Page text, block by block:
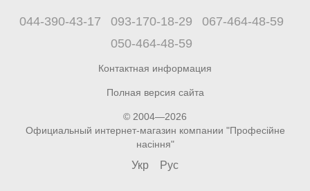
044-390-43-17 093-170-18-29
067-464-48-59
050-464-48-59
Контактная информация
Полная версия сайта
© 2004—2026
Официальный интернет-магазин компании "Професійне
насіння"
Укр Рус